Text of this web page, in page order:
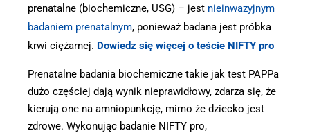
prenatalne (biochemiczne, USG) – jest nieinwazyjnym
badaniem prenatalnym, ponieważ badana jest próbka
krwi ciężarnej. Dowiedz się więcej o teście NIFTY pro
Prenatalne badania biochemiczne takie jak test PAPPa
dużo częściej dają wynik nieprawidłowy, zdarza się, że
kierują one na amniopunkcję, mimo że dziecko jest
zdrowe. Wykonując badanie NIFTY pro,